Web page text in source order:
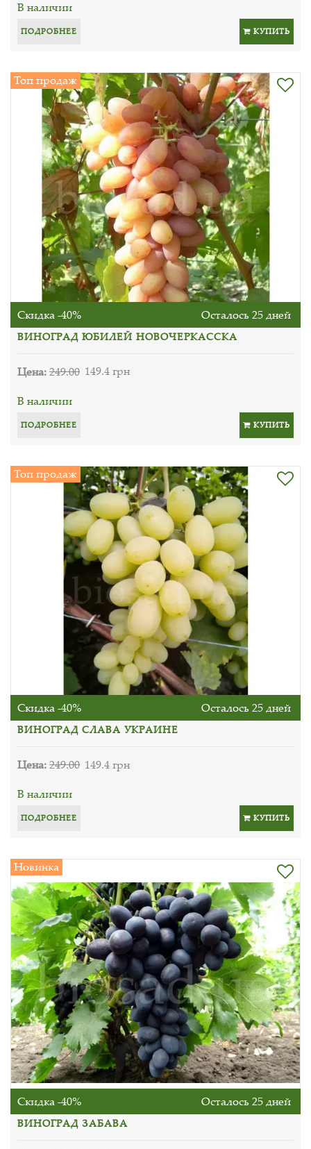
В наличии
ПОДРОБНЕЕ КУПИТЬ
Топ продаж
Скидка -40% Осталось 25 дней
ВИНОГРАД ЮБИЛЕЙ НОВОЧЕРКАССКА
Цена:249.00 149.4 грн
В наличии
ПОДРОБНЕЕ КУПИТЬ
Топ продаж
Скидка -40% Осталось 25 дней
ВИНОГРАД СЛАВА УКРАИНЕ
Цена:249.00 149.4 грн
В наличии
ПОДРОБНЕЕ КУПИТЬ
Новинка
Скидка -40% Осталось 25 дней
ВИНОГРАД ЗАБАВА